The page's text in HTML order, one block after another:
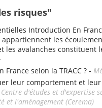
risques"
Introduction En
les
les avalanches constituent
selon la TRACC ? -
leur comportement et
Centre d'études et d'expertise
et l'aménagement (Cerema)